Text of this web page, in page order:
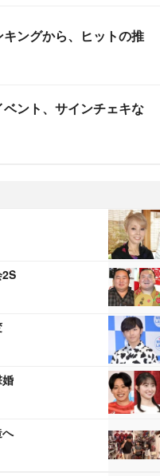
ングから、ヒットの推
ント、サインチェキな